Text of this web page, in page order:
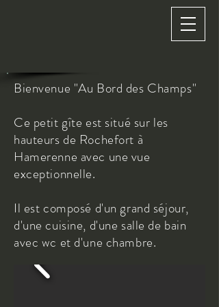
Bienvenue "Au Bord des Champs"
Ce petit gîte est situé sur les
hauteurs de Rochefort à
Hamerenne avec une vue
exceptionnelle.
Il est composé d'un grand séjour,
d'une cuisine, d'une salle de bain
avec wc et d'une chambre.